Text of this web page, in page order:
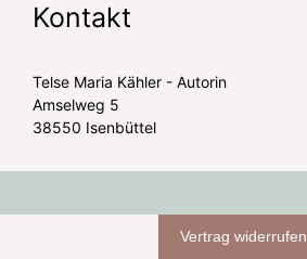
Kontakt
Telse Maria Kähler - Autorin
Amselweg 5
38550 Isenbüttel
Vertrag widerrufen